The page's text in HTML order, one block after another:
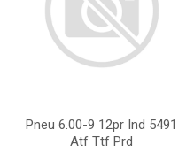
Pneu 6.00-9 12pr Ind 5491
Atf Ttf Prd